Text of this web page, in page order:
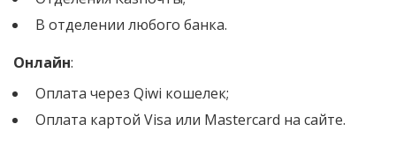
В отделении любого банка.
Онлайн:
Оплата через Qiwi кошелек;
Оплата картой Visa или Mastercard на сайте.